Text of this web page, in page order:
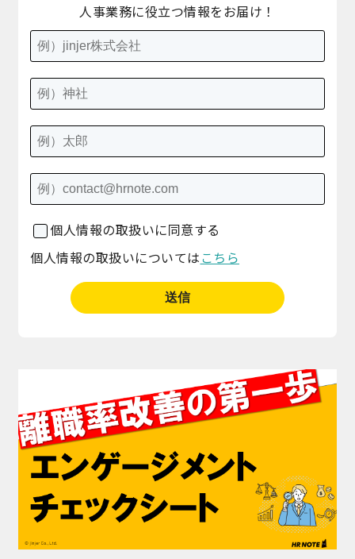
人事業務に役立つ情報をお届け！
個人情報の取扱いに同意する
個人情報の取扱いについては こちら